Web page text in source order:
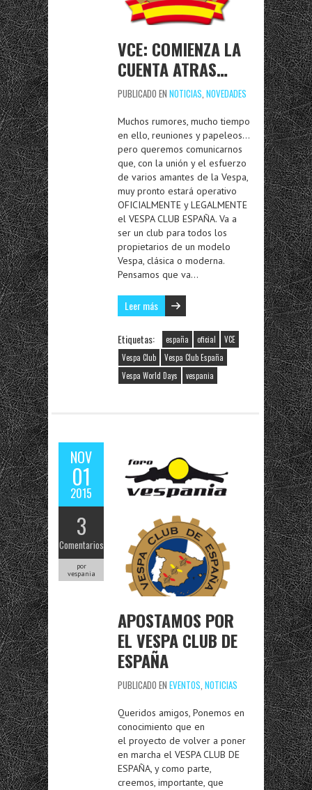
VCE: COMIENZA LA
CUENTA ATRAS…
PUBLICADO EN NOTICIAS, NOVEDADES
Muchos rumores, mucho tiempo
en ello, reuniones y papeleos…
pero queremos comunicarnos
que, con la unión y el esfuerzo
de varios amantes de la Vespa,
muy pronto estará operativo
OFICIALMENTE y LEGALMENTE
el VESPA CLUB ESPAÑA. Va a
ser un club para todos los
propietarios de un modelo
Vespa, clásica o moderna.
Pensamos que va…
Leer más
Etiquetas: españa oficial
VCE
Vespa Club
Vespa Club España
Vespa World Days
vespania
NOV
01
2015
3
Comentarios
por
vespania
APOSTAMOS POR
EL VESPA CLUB DE
ESPAÑA
PUBLICADO EN EVENTOS, NOTICIAS
Queridos amigos, Ponemos en
conocimiento que en
el proyecto de volver a poner
en marcha el VESPA CLUB DE
ESPAÑA, y como parte,
creemos, importante, que